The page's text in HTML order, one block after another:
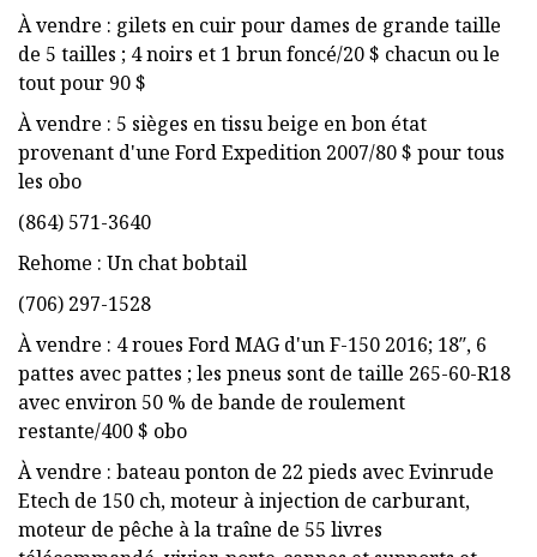
À vendre : gilets en cuir pour dames de grande taille
de 5 tailles ; 4 noirs et 1 brun foncé/20 $ chacun ou le
tout pour 90 $
À vendre : 5 sièges en tissu beige en bon état
provenant d'une Ford Expedition 2007/80 $ pour tous
les obo
(864) 571-3640
Rehome : Un chat bobtail
(706) 297-1528
À vendre : 4 roues Ford MAG d'un F-150 2016; 18″, 6
pattes avec pattes ; les pneus sont de taille 265-60-R18
avec environ 50 % de bande de roulement
restante/400 $ obo
À vendre : bateau ponton de 22 pieds avec Evinrude
Etech de 150 ch, moteur à injection de carburant,
moteur de pêche à la traîne de 55 livres